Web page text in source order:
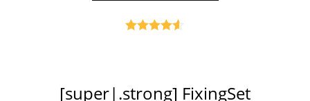
[super|.strong] FixingSet